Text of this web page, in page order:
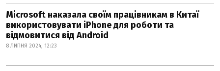
Microsoft наказала своїм працівникам в Китаї
використовувати iPhone для роботи та
відмовитися від Android
8 ЛИПНЯ 2024, 12:23